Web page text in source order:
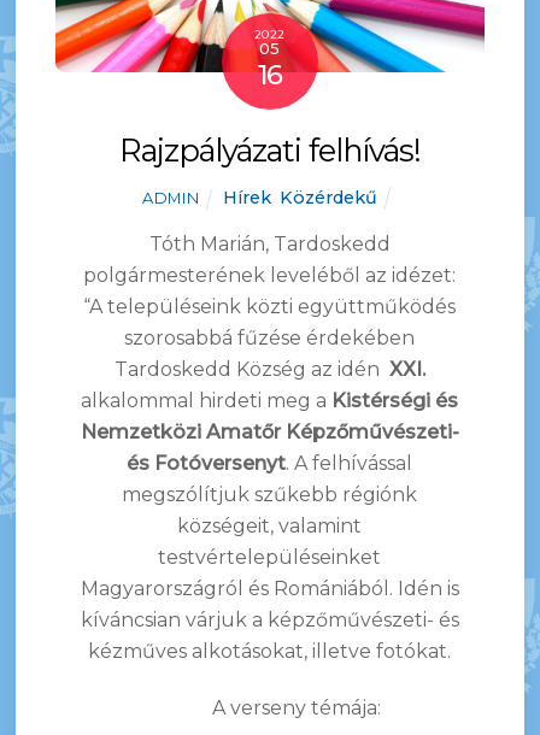
2022
05
16
Rajzpályázati felhívás!
ADMIN Hírek, Közérdekű
Tóth Marián, Tardoskedd
polgármesterének leveléből az idézet:
“A településeink közti együttműködés
szorosabbá fűzése érdekében
Tardoskedd Község az idén XXI.
alkalommal hirdeti meg a Kistérségi és
Nemzetközi Amatőr Képzőművészeti-
és Fotóversenyt. A felhívással
megszólítjuk szűkebb régiónk
községeit, valamint
testvértelepüléseinket
Magyarországról és Romániából. Idén is
kíváncsian várjuk a képzőművészeti- és
kézműves alkotásokat, illetve fotókat.
A verseny témája: